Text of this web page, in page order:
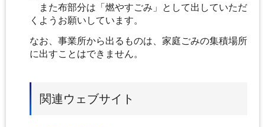
また布部分は「燃やすごみ」として出していただ
くようお願いしています。
なお、事業所から出るものは、家庭ごみの集積場所
に出すことはできません。
関連ウェブサイト